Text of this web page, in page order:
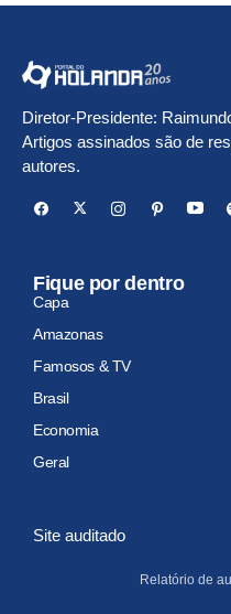
Diretor-Presidente:
Artigos assinados são de
autores.
Fique por dentro
Capa
Amazonas
Famosos & TV
Brasil
Economia
Geral
Site auditado
Relatório de